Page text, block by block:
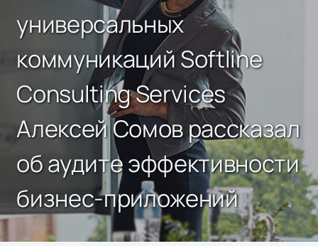
универсальных
коммуникаций Softline
Consulting Services
Алексей Сомов рассказал
об аудите эффективности
бизнес-приложений